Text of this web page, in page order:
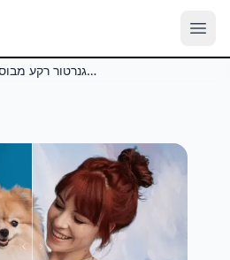
גנרטור רקע מבוסס AI